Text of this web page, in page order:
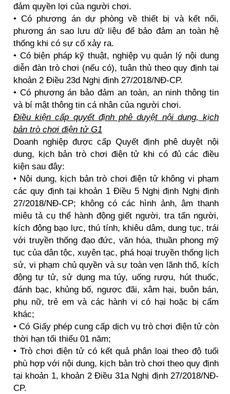
đảm quyền lợi của người chơi.
• Có phương án dự phòng về thiết bị và kết nối,
phương án sao lưu dữ liệu để bảo đảm an toàn hệ
thống khi có sự cố xảy ra.
• Có biện pháp kỹ thuật, nghiệp vụ quản lý nội dung
diễn đàn trò chơi (nếu có), tuân thủ theo quy định tại
khoản 2 Điều 23d Nghị định 27/2018/NĐ-CP.
• Có phương án bảo đảm an toàn, an ninh thông tin
và bí mật thông tin cá nhân của người chơi.
Điều kiện cấp quyết định phê duyệt nội dung, kịch
bản trò chơi điện tử G1
Doanh nghiệp được cấp Quyết định phê duyệt nội
dung, kịch bản trò chơi điện tử khi có đủ các điều
kiện sau đây:
• Nội dung, kịch bản trò chơi điện tử không vi phạm
các quy định tại khoản 1 Điều 5 Nghị định Nghị định
27/2018/NĐ-CP; không có các hình ảnh, âm thanh
miêu tả cụ thể hành động giết người, tra tấn người,
kích động bạo lực, thú tính, khiêu dâm, dung tục, trái
với truyền thống đạo đức, văn hóa, thuần phong mỹ
tục của dân tộc, xuyên tạc, phá hoại truyền thống lịch
sử, vi phạm chủ quyền và sự toàn vẹn lãnh thổ, kích
động tự tử, sử dụng ma túy, uống rượu, hút thuốc,
đánh bạc, khủng bố, ngược đãi, xâm hại, buôn bán,
phụ nữ, trẻ em và các hành vi có hại hoặc bị cấm
khác;
• Có Giấy phép cung cấp dịch vụ trò chơi điện tử còn
thời hạn tối thiểu 01 năm;
• Trò chơi điện tử có kết quả phân loại theo độ tuổi
phù hợp với nội dung, kịch bản trò chơi theo quy định
tại khoản 1, khoản 2 Điều 31a Nghị định 27/2018/NĐ-
CP.